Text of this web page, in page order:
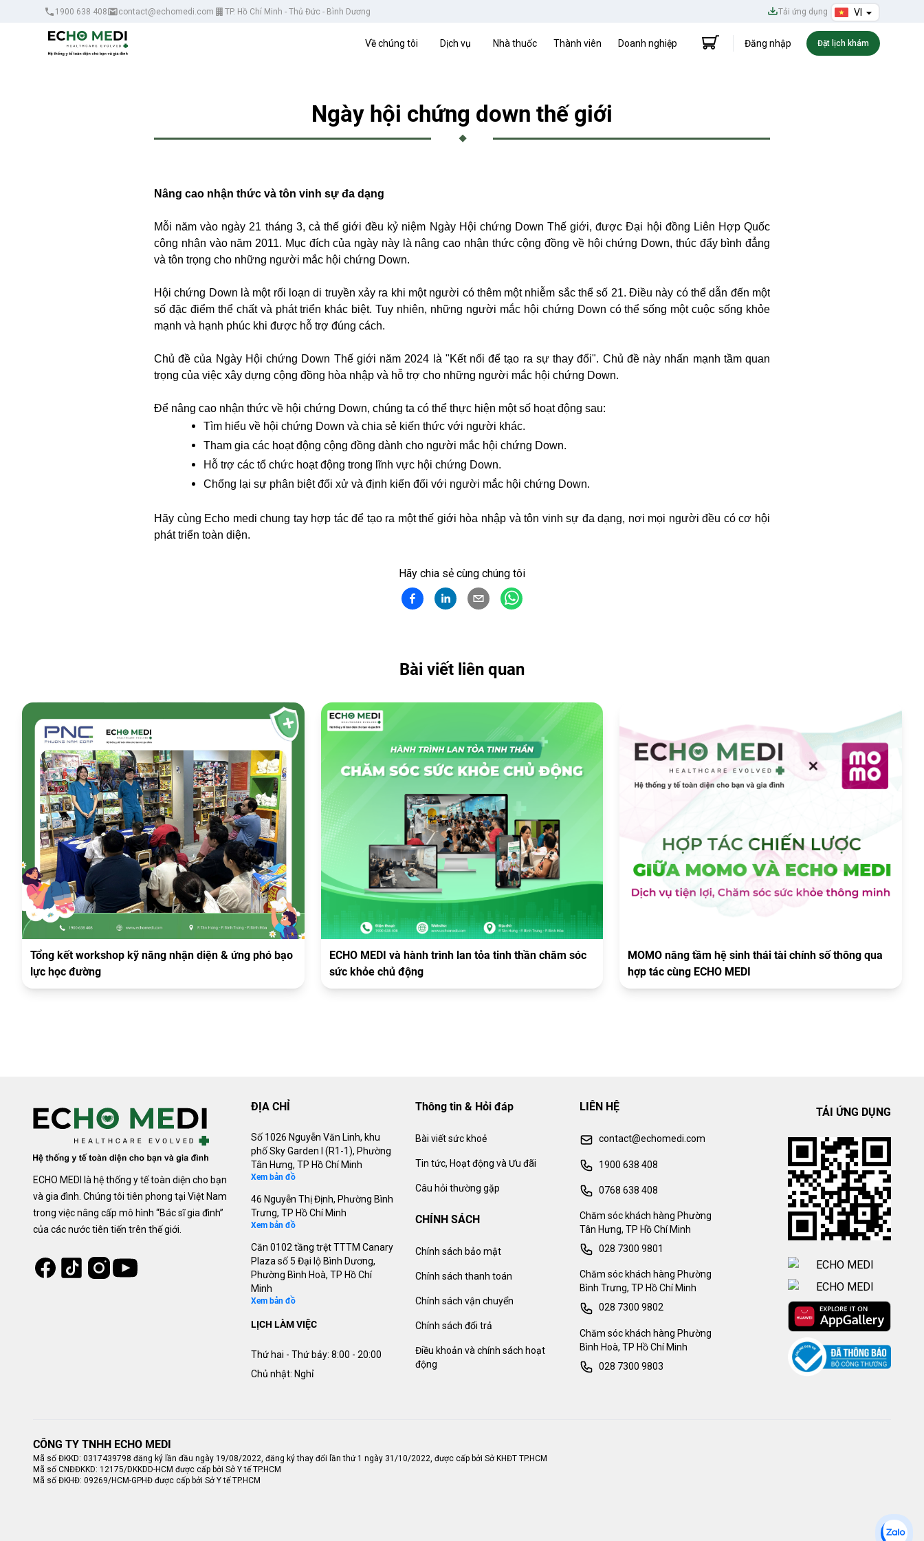
1900 638 408 contact@echomedi.com TP. Hồ Chí Minh - Thủ Đức - Bình Dương Tải ứng dụng VI
Về chúng tôi Dịch vụ Nhà thuốc Thành viên Doanh nghiệp Đăng nhập Đặt lịch khám
Ngày hội chứng down thế giới
Nâng cao nhận thức và tôn vinh sự đa dạng
Mỗi năm vào ngày 21 tháng 3, cả thế giới đều kỷ niệm Ngày Hội chứng Down Thế giới, được Đại hội đồng Liên Hợp Quốc
công nhận vào năm 2011. Mục đích của ngày này là nâng cao nhận thức cộng đồng về hội chứng Down, thúc đẩy bình đẳng
và tôn trọng cho những người mắc hội chứng Down.
Hội chứng Down là một rối loạn di truyền xảy ra khi một người có thêm một nhiễm sắc thể số 21. Điều này có thể dẫn đến một
số đặc điểm thể chất và phát triển khác biệt. Tuy nhiên, những người mắc hội chứng Down có thể sống một cuộc sống khỏe
mạnh và hạnh phúc khi được hỗ trợ đúng cách.
Chủ đề của Ngày Hội chứng Down Thế giới năm 2024 là "Kết nối để tạo ra sự thay đổi". Chủ đề này nhấn mạnh tầm quan
trọng của việc xây dựng cộng đồng hòa nhập và hỗ trợ cho những người mắc hội chứng Down.
Để nâng cao nhận thức về hội chứng Down, chúng ta có thể thực hiện một số hoạt động sau:
Tìm hiểu về hội chứng Down và chia sẻ kiến thức với người khác.
Tham gia các hoạt động cộng đồng dành cho người mắc hội chứng Down.
Hỗ trợ các tổ chức hoạt động trong lĩnh vực hội chứng Down.
Chống lại sự phân biệt đối xử và định kiến đối với người mắc hội chứng Down.
Hãy cùng Echo medi chung tay hợp tác để tạo ra một thế giới hòa nhập và tôn vinh sự đa dạng, nơi mọi người đều có cơ hội
phát triển toàn diện.
Hãy chia sẻ cùng chúng tôi
Bài viết liên quan
Tổng kết workshop kỹ năng nhận diện & ứng phó bạo
lực học đường
ECHO MEDI và hành trình lan tỏa tinh thần chăm sóc
sức khỏe chủ động
MOMO nâng tầm hệ sinh thái tài chính số thông qua
hợp tác cùng ECHO MEDI
ECHO MEDI là hệ thống y tế toàn diện cho bạn
và gia đình. Chúng tôi tiên phong tại Việt Nam
trong việc nâng cấp mô hình “Bác sĩ gia đình”
của các nước tiên tiến trên thế giới.
Facebook
Tiktok Instagram
Youtube
ĐỊA CHỈ
Số 1026 Nguyễn Văn Linh, khu
phố Sky Garden I (R1-1), Phường
Tân Hưng, TP Hồ Chí Minh
Xem bản đồ
46 Nguyễn Thị Định, Phường Bình
Trưng, TP Hồ Chí Minh
Xem bản đồ
Căn 0102 tầng trệt TTTM Canary
Plaza số 5 Đại lộ Bình Dương,
Phường Bình Hoà, TP Hồ Chí
Minh
Xem bản đồ
LỊCH LÀM VIỆC
Thứ hai - Thứ bảy: 8:00 - 20:00
Chủ nhật: Nghỉ
Thông tin & Hỏi đáp
Bài viết sức khoẻ
Tin tức, Hoạt động và Ưu đãi
Câu hỏi thường gặp
CHÍNH SÁCH
Chính sách bảo mật
Chính sách thanh toán
Chính sách vận chuyển
Chính sách đổi trả
Điều khoản và chính sách hoạt
động
LIÊN HỆ
contact@echomedi.com
1900 638 408
0768 638 408
Chăm sóc khách hàng Phường
Tân Hưng, TP Hồ Chí Minh
028 7300 9801
Chăm sóc khách hàng Phường
Bình Trưng, TP Hồ Chí Minh
028 7300 9802
Chăm sóc khách hàng Phường
Bình Hoà, TP Hồ Chí Minh
028 7300 9803
TẢI ỨNG DỤNG
CÔNG TY TNHH ECHO MEDI
Mã số ĐKKD: 0317439798 đăng ký lần đầu ngày 19/08/2022, đăng ký thay đổi lần thứ 1 ngày 31/10/2022, được cấp bởi Sở KHĐT TP.HCM
Mã số CNĐĐKKD: 12175/DKKDD-HCM được cấp bởi Sở Y tế TP.HCM
Mã số ĐKHĐ: 09269/HCM-GPHĐ được cấp bởi Sở Y tế TP.HCM